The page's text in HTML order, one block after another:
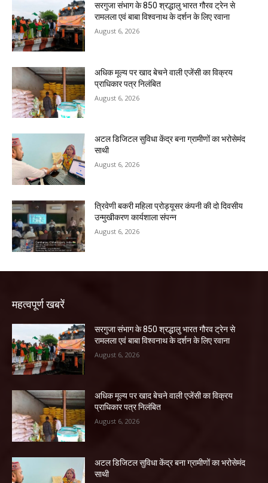
सरगुजा संभाग के 850 श्रद्धालु भारत गौरव ट्रेन से
रामलला एवं बाबा विश्वनाथ के दर्शन के लिए रवाना
August 6, 2026
अधिक मूल्य पर खाद बेचने वाली एजेंसी का विक्रय
प्राधिकार पत्र निलंबित
August 6, 2026
अटल डिजिटल सुविधा केंद्र बना ग्रामीणों का भरोसेमंद
साथी
August 6, 2026
त्रिवेणी बकरी महिला प्रोड्यूसर कंपनी की दो दिवसीय
उन्मुखीकरण कार्यशाला संपन्न
August 6, 2026
महत्वपूर्ण खबरें
सरगुजा संभाग के 850 श्रद्धालु भारत गौरव ट्रेन से
रामलला एवं बाबा विश्वनाथ के दर्शन के लिए रवाना
August 6, 2026
अधिक मूल्य पर खाद बेचने वाली एजेंसी का विक्रय
प्राधिकार पत्र निलंबित
August 6, 2026
अटल डिजिटल सुविधा केंद्र बना ग्रामीणों का भरोसेमंद
साथी